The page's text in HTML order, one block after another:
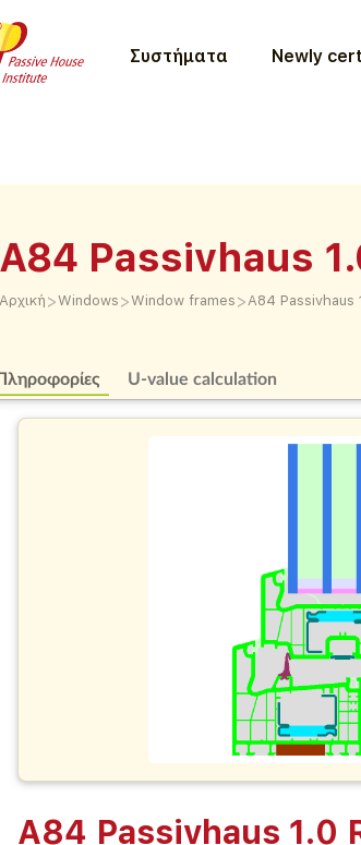
Συστήματα Newly
A84 Passivhaus
Αρχική >Windows >Window frames >A84 Passivhaus
U-value calculation
A84 Passivhaus 1.0